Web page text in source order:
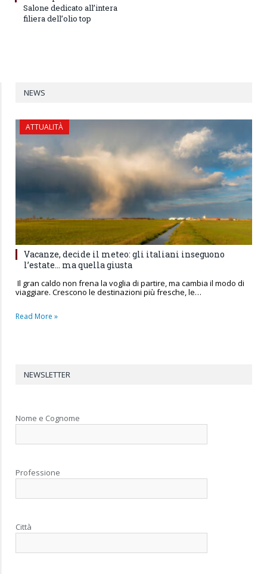
Salone dedicato all’intera
filiera dell’olio top
NEWS
ATTUALITÀ
Vacanze, decide il meteo: gli italiani inseguono
l’estate… ma quella giusta
Il gran caldo non frena la voglia di partire, ma cambia il modo di
viaggiare. Crescono le destinazioni più fresche, le…
Read More »
NEWSLETTER
Nome e Cognome
Professione
Città